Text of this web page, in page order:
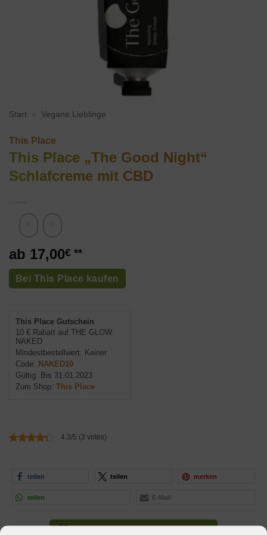
Start Vegane Lieblinge
This Place
This Place „The Good Night“
Schlafcreme mit CBD
17,00€
Bei This Place kaufen
This Place Gutschein
10 € Rabatt auf THE GLOW
NAKED
Mindestbestellwert: Keiner
Code: NAKED10
Gültig: Bis 31.01.2023
Zum Shop: This Place
4.3/5 (3 votes)
teilen teilen merken
teilen E-Mail